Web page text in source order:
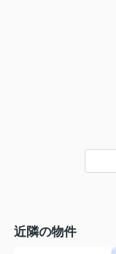
近隣の物件